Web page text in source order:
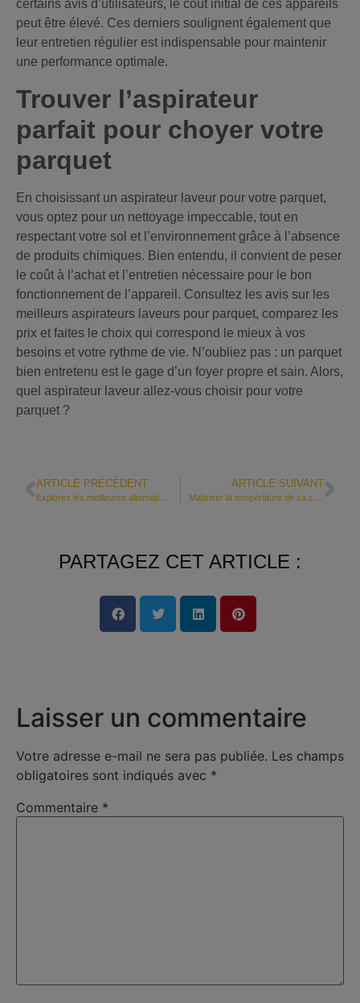
certains avis d’utilisateurs, le coût initial de ces appareils
peut être élevé. Ces derniers soulignent également que
leur entretien régulier est indispensable pour maintenir
une performance optimale.
Trouver l’aspirateur
parfait pour choyer votre
parquet
En choisissant un aspirateur laveur pour votre parquet,
vous optez pour un nettoyage impeccable, tout en
respectant votre sol et l’environnement grâce à l’absence
de produits chimiques. Bien entendu, il convient de peser
le coût à l’achat et l’entretien nécessaire pour le bon
fonctionnement de l’appareil. Consultez les avis sur les
meilleurs aspirateurs laveurs pour parquet, comparez les
prix et faites le choix qui correspond le mieux à vos
besoins et votre rythme de vie. N’oubliez pas : un parquet
bien entretenu est le gage d’un foyer propre et sain. Alors,
quel aspirateur laveur allez-vous choisir pour votre
parquet ?
ARTICLE PRÉCÉDENT ARTICLE SUIVANT
PARTAGEZ CET ARTICLE :
Laisser un commentaire
Votre adresse e-mail ne sera pas publiée. Les champs
obligatoires sont indiqués avec *
Commentaire *